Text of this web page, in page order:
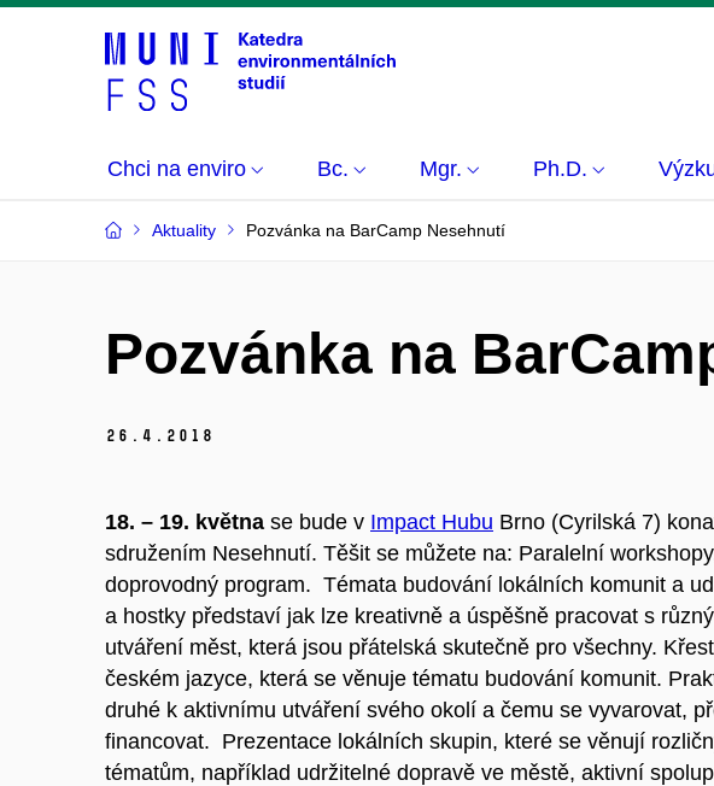
Chci na enviro Bc. Mgr. Ph.D.
Aktuality Pozvánka na BarCamp Nesehnutí
Pozvánka na
26. 4. 2018
18. – 19. května se bude v Impact Hubu Brno (Cyrilská 7)
sdružením Nesehnutí. Těšit se můžete na: Paralelní
doprovodný program. Témata budování lokálních komunit a
a hostky představí jak lze kreativně a úspěšně pracovat s
utváření měst, která jsou přátelská skutečně pro všechny.
českém jazyce, která se věnuje tématu budování komunit.
druhé k aktivnímu utváření svého okolí a čemu se vyvarovat,
financovat. Prezentace lokálních skupin, které se věnují
tématům, například udržitelné dopravě ve městě, aktivní